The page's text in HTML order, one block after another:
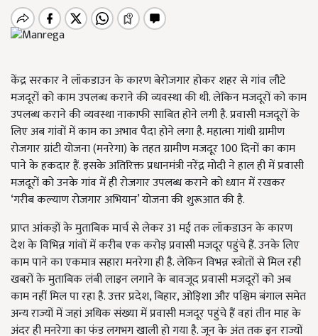
केंद्र सरकार ने लॉकडाउन के कारण बेरोजगार होकर शहर से गांव लौटे
मजदूरों को काम उपलब्ध कराने की व्यवस्था की थी. लेकिन मजदूरों को काम
उपलब्ध कराने की व्यवस्था नाकाफी साबित होने लगी है. प्रवासी मजदूरों के
लिए अब गांवों में काम का अभाव पैदा होने लगा है. महात्मा गांधी ग्रामीण
रोजगार ग्रांटी योजना (मनरेगा) के तहत ग्रामीण मजदूर 100 दिनों का काम
पाने के हकदार हैं. इसके अतिरिक्त प्रधानमंत्री नरेंद्र मोदी ने हाल ही में प्रवासी
मजदूरों को उनके गांव में ही रोजगार उपलब्ध कराने को ध्यान में रखकर
‘गरीब कल्याण रोजगार अभियान’ योजना की शुरूआत की है.
प्राप्त आंकड़ों के मुताबिक मार्च से लेकर 31 मई तक लॉकडाउन के कारण
देश के विभिन्न गांवों में करीब एक करोड़ प्रवासी मजदूर पहुंचे हैं. उनके लिए
काम पाने का एकमात्र सहारा मनरेगा ही है. लेकिन विभन्न स्त्रोतों से मिल रही
खबरों के मुताबिक लंबी लाइन लगाने के बावजूद प्रवासी मजदूरों को अब
काम नहीं मिल पा रहा है. उत्तर प्रदेश, बिहार, ओड़िशा और पश्चिम बंगाल समेत
अन्य राज्यों में जहां अधिक संख्या में प्रवासी मजदूर पहुंचे हैं वहां तीन माह के
अंदर ही मनरेगा का फंड लगभग खाली हो गया है. जून के अंत तक इन राज्यों